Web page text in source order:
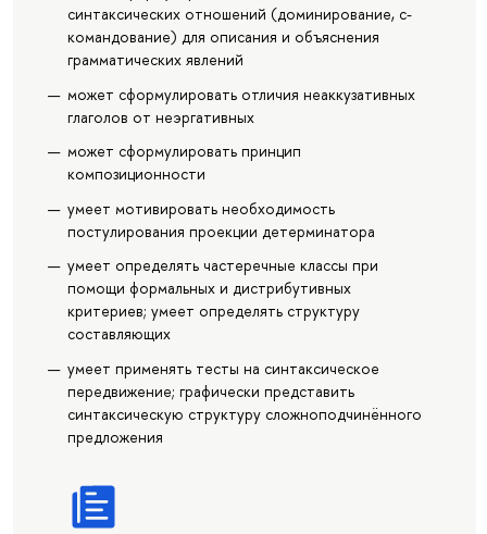
синтаксических отношений (доминирование, с-
командование) для описания и объяснения
грамматических явлений
может сформулировать отличия неаккузативных
глаголов от неэргативных
может сформулировать принцип
композиционности
умеет мотивировать необходимость
постулирования проекции детерминатора
умеет определять частеречные классы при
помощи формальных и дистрибутивных
критериев; умеет определять структуру
составляющих
умеет применять тесты на синтаксическое
передвижение; графически представить
синтаксическую структуру сложноподчинённого
предложения